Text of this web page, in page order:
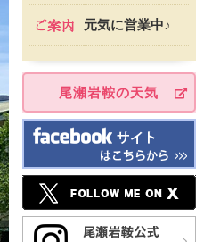
元気に営業中♪
尾瀬岩鞍の天気